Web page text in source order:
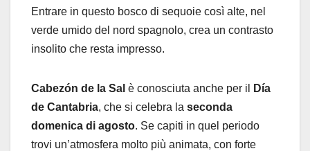
Entrare in questo bosco di sequoie così alte, nel
verde umido del nord spagnolo, crea un contrasto
insolito che resta impresso.
Cabezón de la Sal è conosciuta anche per il
Día
de Cantabria, che si celebra la seconda
domenica di agosto. Se capiti in quel periodo
trovi un’atmosfera molto più animata, con forte